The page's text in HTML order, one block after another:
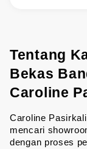
Tentang
Bekas
Caroline
Caroline
mencari
dengan proses